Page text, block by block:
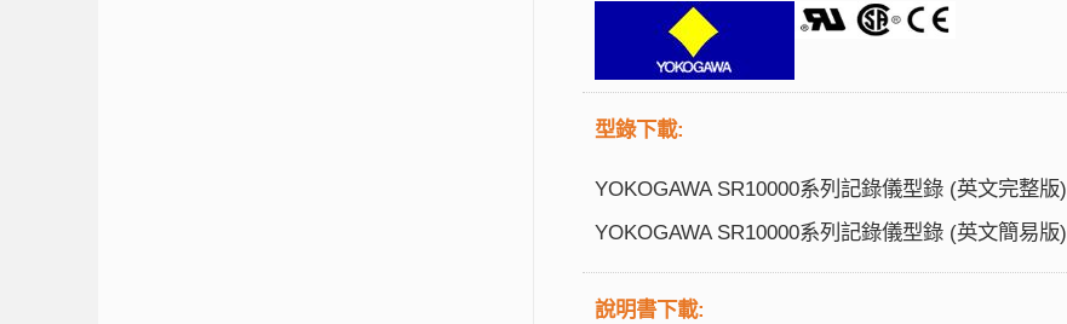
型錄下載:
YOKOGAWA SR10000系列記錄儀型錄 (英文完整版)
YOKOGAWA SR10000系列記錄儀型錄 (英文簡易版)
說明書下載: